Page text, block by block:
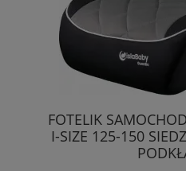
FOTELIK
I-SIZE 125-150